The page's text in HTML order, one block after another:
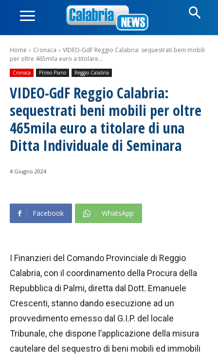
Home Cronaca
VIDEO-GdF Reggio Calabria: sequestrati beni mobili
per oltre 465mila euro a titolare...
Cronaca Primo Piano Reggio Calabria
VIDEO-GdF Reggio Calabria:
sequestrati beni mobili per oltre
465mila euro a titolare di una
Ditta Individuale di Seminara
4 Giugno 2024
Facebook WhatsApp
I Finanzieri del Comando Provinciale di Reggio
Calabria, con il coordinamento della Procura della
Repubblica di Palmi, diretta dal Dott. Emanuele
Crescenti, stanno dando esecuzione ad un
provvedimento emesso dal G.I.P. del locale
Tribunale, che dispone l’applicazione della misura
cautelare del sequestro di beni mobili ed immobili